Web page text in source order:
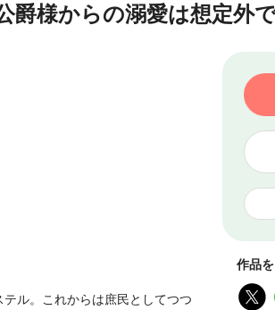
爵様からの溺愛は想定外
作品
ル。これからは庶民としてつつ